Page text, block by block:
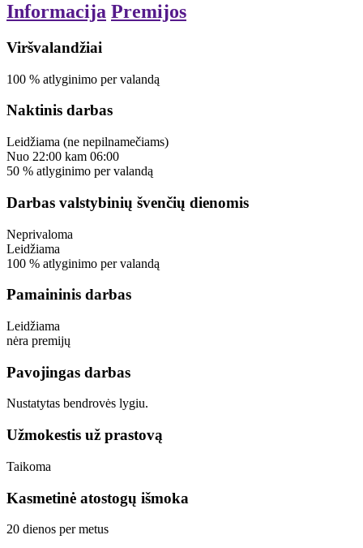
Informacija Premijos
Viršvalandžiai
100 % atlyginimo per valandą
Naktinis darbas
Leidžiama (ne nepilnamečiams)
Nuo 22:00 kam 06:00
50 % atlyginimo per valandą
Darbas valstybinių švenčių dienomis
Neprivaloma
Leidžiama
100 % atlyginimo per valandą
Pamaininis darbas
Leidžiama
nėra premijų
Pavojingas darbas
Nustatytas bendrovės lygiu.
Užmokestis už prastovą
Taikoma
Kasmetinė atostogų išmoka
20 dienos per metus